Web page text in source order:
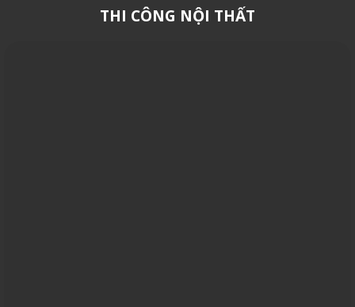
THI CÔNG NỘI THẤT